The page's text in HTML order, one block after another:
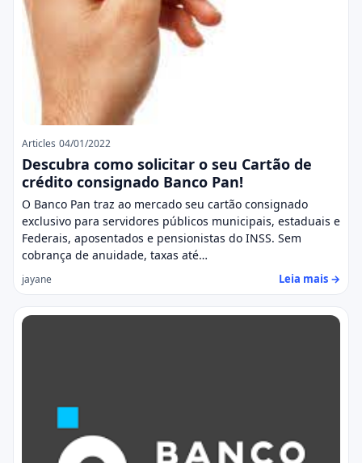
Articles 04/01/2022
Descubra como solicitar o seu Cartão de
crédito consignado Banco Pan!
O Banco Pan traz ao mercado seu cartão consignado
exclusivo para servidores públicos municipais, estaduais e
Federais, aposentados e pensionistas do INSS. Sem
cobrança de anuidade, taxas até…
jayane Leia mais →